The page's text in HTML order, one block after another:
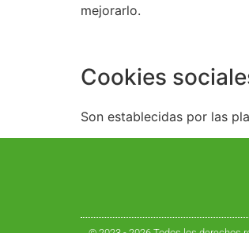
mejorarlo.
Cookies
Son establecidas por las